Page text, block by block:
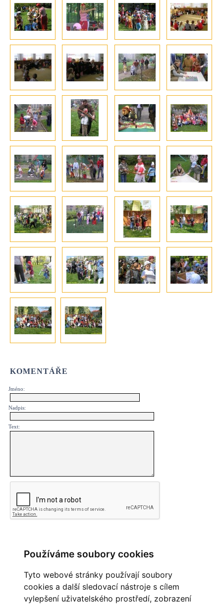
Používáme soubory cookies
Tyto webové stránky používají soubory
cookies a další sledovací nástroje s cílem
vylepšení uživatelského prostředí, zobrazení
KOMENTÁŘE
Jméno:
Nadpis:
Text:
Zatím nebyl vložen žádný komentář
OBLÍBENÉ ODKAZY